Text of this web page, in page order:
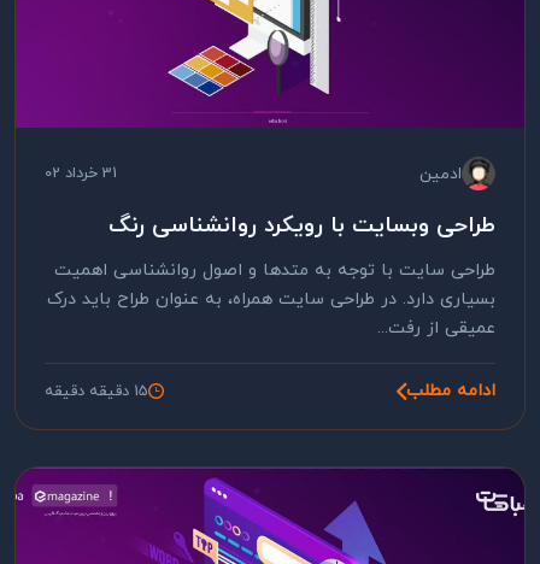
ادمین 31 خرداد 02
طراحی وبسایت با رویکرد روانشناسی رنگ
طراحی سایت با توجه به متدها و اصول روانشناسی اهمیت
بسیاری دارد. در طراحی سایت همراه، به عنوان طراح باید درک
عمیقی از رفت...
ادامه مطلب 15 دقیقه دقیقه